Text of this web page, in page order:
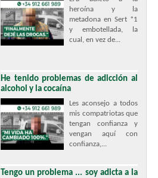
heroína y la
metadona en Sert *1
y embotellada, la
cual, en vez de...
He tenido problemas de adicción al
alcohol y la cocaína
Les aconsejo a todos
mis compatriotas que
tengan confianza y
vengan aquí con
confianza,...
Tengo un problema ... soy adicta a la